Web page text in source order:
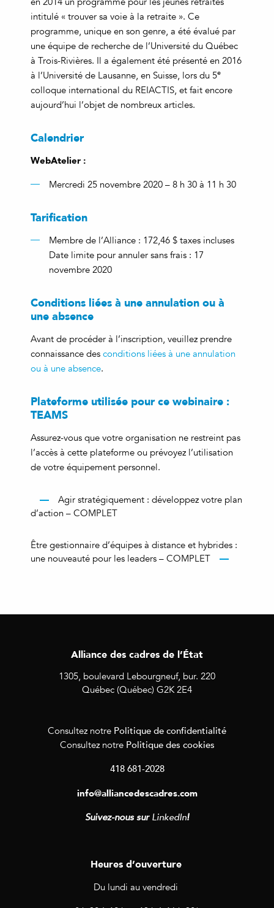
intitulé « trouver sa voie à la retraite ». Ce
programme, unique en son genre, a été évalué par
une équipe de recherche de l’Université du Québec
à Trois-Rivières. Il a également été présenté en 2016
à l’Université de Lausanne, en Suisse, lors du 5e
colloque international du REIACTIS, et fait encore
aujourd’hui l’objet de nombreux articles.
Calendrier
WebAtelier :
Mercredi 25 novembre 2020 – 8 h 30 à 11 h 30
Tarification
Membre de l’Alliance : 172,46 $ taxes incluses
Date limite pour annuler sans frais : 17
novembre 2020
Conditions liées à une annulation ou à
une absence
Avant de procéder à l’inscription, veuillez prendre
connaissance des conditions liées à une annulation
ou à une absence.
Plateforme utilisée pour ce webinaire :
TEAMS
Assurez-vous que votre organisation ne restreint pas
l’accès à cette plateforme ou prévoyez l’utilisation
de votre équipement personnel.
Agir stratégiquement : développez votre plan
d’action – COMPLET
Être gestionnaire d’équipes à distance et hybrides :
une nouveauté pour les leaders – COMPLET
Alliance des cadres de l’État
1305, boulevard Lebourgneuf, bur. 220
Québec (Québec) G2K 2E4
Consultez notre Politique de confidentialité
Consultez notre Politique des cookies
418 681-2028
info@alliancedescadres.com
Suivez-nous sur LinkedIn!
Heures d’ouverture
Du lundi au vendredi